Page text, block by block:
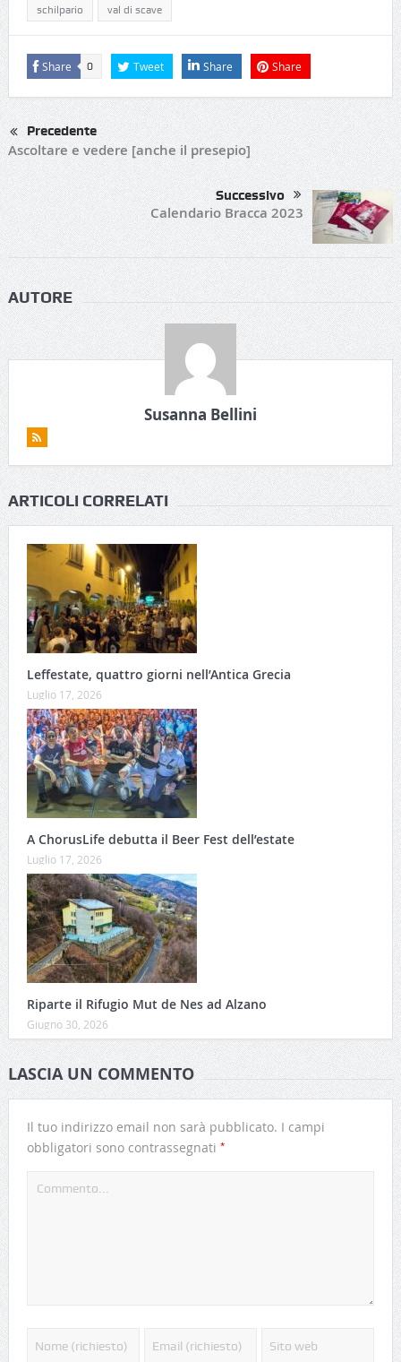
schilpario val di scave
Share 0 Tweet Share Share
Precedente
Ascoltare e vedere [anche il presepio]
Successivo
Calendario Bracca 2023
AUTORE
Susanna Bellini
ARTICOLI CORRELATI
Leffestate, quattro giorni nell’Antica Grecia
Luglio 17, 2026
A ChorusLife debutta il Beer Fest dell’estate
Luglio 17, 2026
Riparte il Rifugio Mut de Nes ad Alzano
Giugno 30, 2026
LASCIA UN COMMENTO
Il tuo indirizzo email non sarà pubblicato. I campi
obbligatori sono contrassegnati *